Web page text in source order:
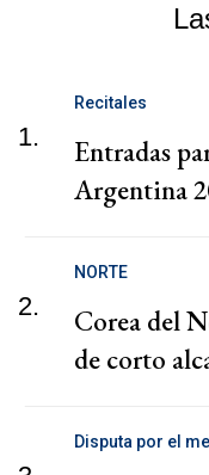
1.
Recitales
Entradas
Argentina
2.
NORTE
Corea del
de corto
Disputa por el